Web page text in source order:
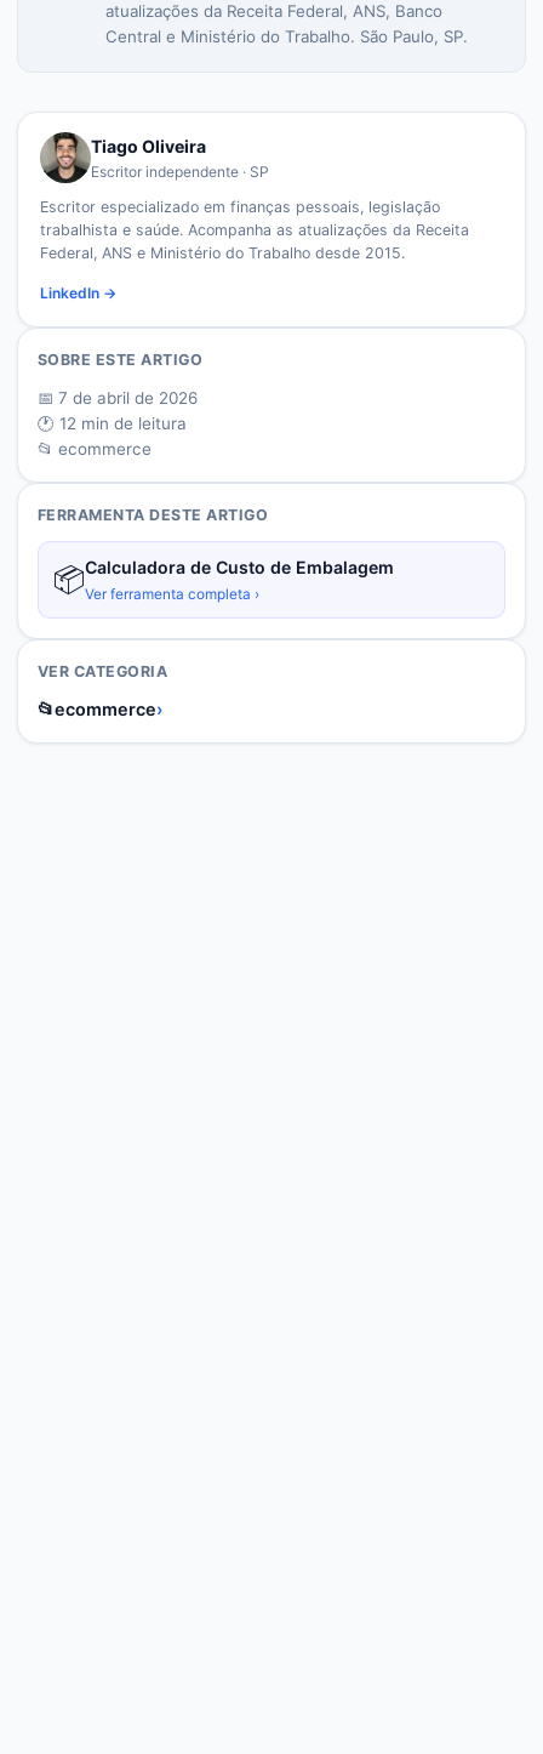
atualizações da Receita Federal, ANS, Banco
Central e Ministério do Trabalho. São Paulo, SP.
Tiago Oliveira
Escritor independente · SP
Escritor especializado em finanças pessoais, legislação
trabalhista e saúde. Acompanha as atualizações da Receita
Federal, ANS e Ministério do Trabalho desde 2015.
LinkedIn →
SOBRE ESTE ARTIGO
📅 7 de abril de 2026
🕐 12 min de leitura
📂 ecommerce
FERRAMENTA DESTE ARTIGO
📦Calculadora de Custo de Embalagem
Ver ferramenta completa ›
VER CATEGORIA
📂ecommerce›